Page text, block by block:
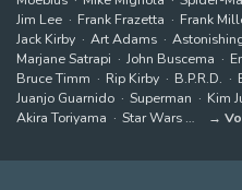
Jim Lee
Frank Frazetta Frank
Jack Kirby
Art Adams
Marjane Satrapi
John Buscema
Bruce Timm
Rip Kirby B.P.R.D.
Juanjo Guarnido
Superman Kim
Akira Toriyama
Star Wars